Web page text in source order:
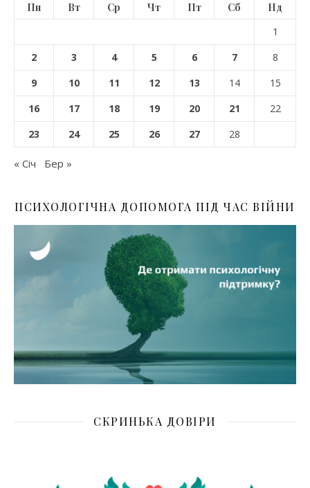
Пн Вт Ср Чт Пт Сб
Нд
1
2
3 4 5 6 7
8
9
10 11 12 13 14
15
16
17 18 19 20 21
22
23
24 25 26 27 28
« Січ Бер »
ПСИХОЛОГІЧНА ДОПОМОГА ПІД ЧАС ВІЙНИ
СКРИНЬКА ДОВІРИ